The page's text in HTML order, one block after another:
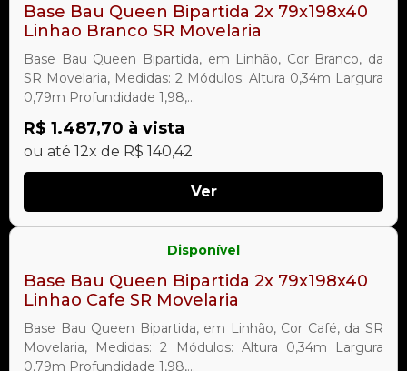
Base Bau Queen Bipartida 2x 79x198x40
Linhao Branco SR Movelaria
Base Bau Queen Bipartida, em Linhão, Cor Branco, da
SR Movelaria, Medidas: 2 Módulos: Altura 0,34m Largura
0,79m Profundidade 1,98,...
R$ 1.487,70 à vista
ou até 12x de R$ 140,42
Ver
Disponível
Base Bau Queen Bipartida 2x 79x198x40
Linhao Cafe SR Movelaria
Base Bau Queen Bipartida, em Linhão, Cor Café, da SR
Movelaria, Medidas: 2 Módulos: Altura 0,34m Largura
0,79m Profundidade 1,98,...